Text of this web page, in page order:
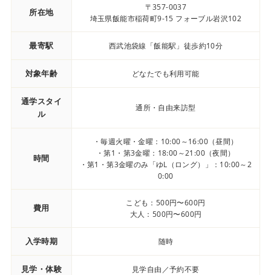
所在地
〒357-0037
埼玉県飯能市稲荷町9-15 フォーブル岩沢102
最寄駅 西武池袋線「飯能駅」徒歩約10分
対象年齢 どなたでも利用可能
通学スタイ
ル
通所・自由来訪型
時間
・毎週火曜・金曜：10:00～16:00（昼間）
・第1・第3金曜：18:00～21:00（夜間）
・第1・第3金曜のみ「ゆL（ロング）」：10:00～2
0:00
費用
こども：500円〜600円
大人：500円〜600円
入学時期 随時
見学・体験 見学自由／予約不要